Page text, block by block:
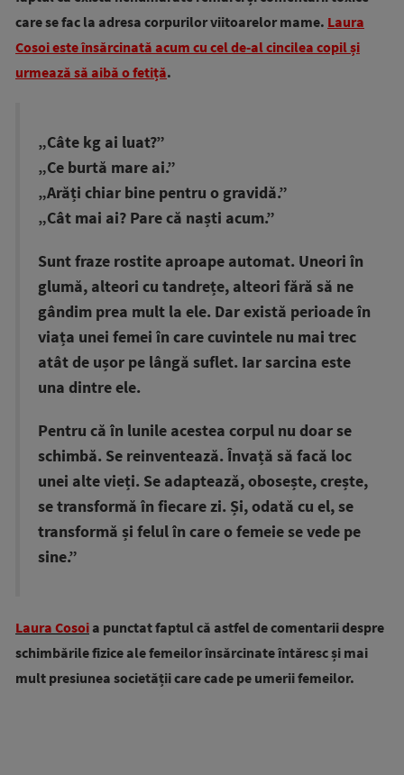
care se fac la adresa corpurilor viitoarelor mame. Laura
Cosoi este însărcinată acum cu cel de-al cincilea copil și
urmează să aibă o fetiță.
„Câte kg ai luat?”
„Ce burtă mare ai.”
„Arăți chiar bine pentru o gravidă.”
„Cât mai ai? Pare că naști acum.”
Sunt fraze rostite aproape automat. Uneori în
glumă, alteori cu tandrețe, alteori fără să ne
gândim prea mult la ele. Dar există perioade în
viața unei femei în care cuvintele nu mai trec
atât de ușor pe lângă suflet. Iar sarcina este
una dintre ele.
Pentru că în lunile acestea corpul nu doar se
schimbă. Se reinventează. Învață să facă loc
unei alte vieți. Se adaptează, obosește, crește,
se transformă în fiecare zi. Și, odată cu el, se
transformă și felul în care o femeie se vede pe
sine.”
Laura Cosoi a punctat faptul că astfel de comentarii despre
schimbările fizice ale femeilor însărcinate întăresc și mai
mult presiunea societății care cade pe umerii femeilor.